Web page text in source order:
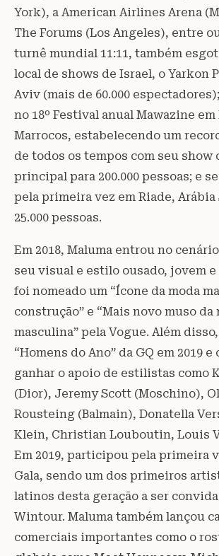
York), a American Airlines Arena
The Forums (Los Angeles), entre
turnê mundial 11:11, também
local de shows de Israel, o Yarkon
Aviv (mais de 60.000
no 18º Festival anual Mawazine em
Marrocos, estabelecendo um
de todos os tempos com seu show
principal para 200.000 pessoas; e
pela primeira vez em Riade, Arábia
25.000 pessoas.
Em 2018, Maluma entrou no
seu visual e estilo ousado, jovem
foi nomeado um “Ícone da moda
construção” e “Mais novo muso da
masculina” pela Vogue. Além
“Homens do Ano” da GQ em 2019
ganhar o apoio de estilistas como
(Dior), Jeremy Scott (Moschino),
Rousteing (Balmain), Donatella
Klein, Christian Louboutin, Louis
Em 2019, participou pela primeira
Gala, sendo um dos primeiros
latinos desta geração a ser
Wintour. Maluma também lançou
comerciais importantes como o